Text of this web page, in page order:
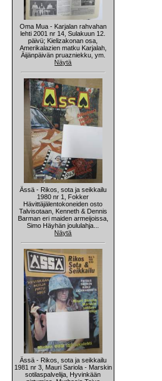
Oma Mua - Karjalan rahvahan
lehti 2001 nr 14, Sulakuun 12.
päivü; Kielizakonan osa,
Amerikalazien matku Karjalah,
Äijänpäivän pruazniekku, ym.
Näytä
Ässä - Rikos, sota ja seikkailu
1980 nr 1, Fokker
Hävittäjälentokoneiden osto
Talvisotaan, Kenneth & Dennis
Barman eri maiden armeijoissa,
Simo Häyhän joululahja...
Näytä
Ässä - Rikos, sota ja seikkailu
1981 nr 3, Mauri Sariola - Marskin
sotilaspalvelija, Hyvinkään